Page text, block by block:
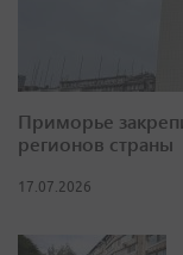
Приморье
регионов страны
17.07.2026